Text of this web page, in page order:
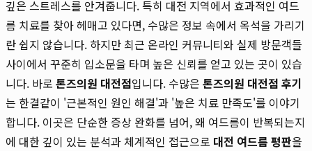
깊은 스트레스를 안겨줍니다. 특히 대전 지역에서 효과적인 여드
름 치료를 찾아 헤매고 있다면, 수많은 정보 속에서 옥석을 가리기
란 쉽지 않습니다. 하지만 최근 온라인 커뮤니티와 실제 방문객들
사이에서 꾸준히 입소문을 타며 높은 신뢰를 얻고 있는 곳이 있습
니다. 바로 톤즈의원 대전점입니다. 수많은 톤즈의원 대전점 후기
는 한결같이 '근본적인 원인 해결'과 '높은 치료 만족도'를 이야기
합니다. 이곳은 단순한 증상 완화를 넘어, 왜 여드름이 반복되는지
에 대한 깊이 있는 분석과 체계적인 접근으로 대전 여드름 평판을